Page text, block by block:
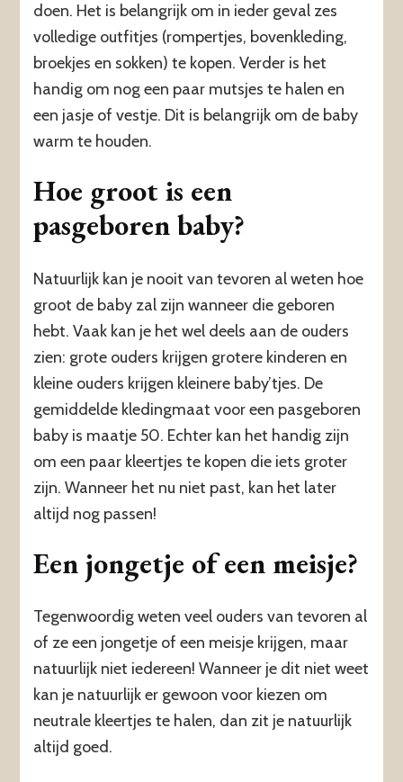
doen. Het is belangrijk om in ieder geval zes
volledige outfitjes (rompertjes, bovenkleding,
broekjes en sokken) te kopen. Verder is het
handig om nog een paar mutsjes te halen en
een jasje of vestje. Dit is belangrijk om de baby
warm te houden.
Hoe groot is een
pasgeboren baby?
Natuurlijk kan je nooit van tevoren al weten hoe
groot de baby zal zijn wanneer die geboren
hebt. Vaak kan je het wel deels aan de ouders
zien: grote ouders krijgen grotere kinderen en
kleine ouders krijgen kleinere baby’tjes. De
gemiddelde kledingmaat voor een pasgeboren
baby is maatje 50. Echter kan het handig zijn
om een paar kleertjes te kopen die iets groter
zijn. Wanneer het nu niet past, kan het later
altijd nog passen!
Een jongetje of een meisje?
Tegenwoordig weten veel ouders van tevoren al
of ze een jongetje of een meisje krijgen, maar
natuurlijk niet iedereen! Wanneer je dit niet weet
kan je natuurlijk er gewoon voor kiezen om
neutrale kleertjes te halen, dan zit je natuurlijk
altijd goed.